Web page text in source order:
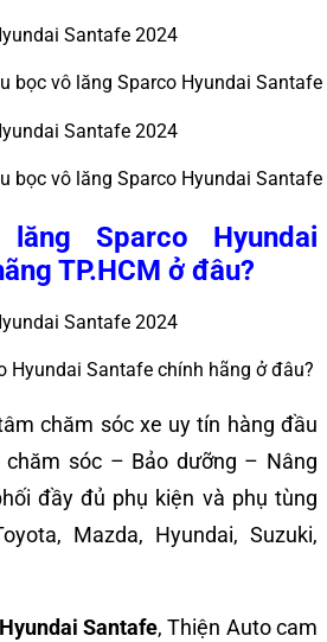
bọc vô lăng Sparco Hyundai Santafe
bọc vô lăng Sparco Hyundai Santafe
Sparco Hyundai
TP.HCM ở đâu?
Hyundai Santafe chính hãng ở đâu?
chăm sóc xe uy tín hàng đầu
chăm sóc – Bảo dưỡng – Nâng
đầy đủ phụ kiện và phụ tùng
Mazda, Hyundai, Suzuki,
Santafe, Thiện Auto cam